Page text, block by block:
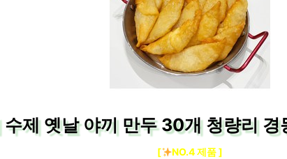
수제 옛날 야끼 만두 30개 청량리
[ NO.4 제품 ]